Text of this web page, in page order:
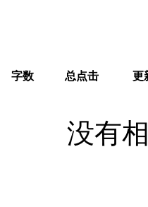
字数 总点击 更
没有